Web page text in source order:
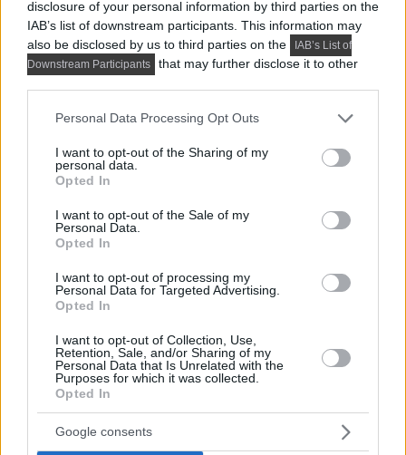
disclosure of your personal information by third parties on the
IAB’s list of downstream participants. This information may
also be disclosed by us to third parties on the
IAB’s List of
Downstream Participants
that may further disclose it to other
Please note that this website/app uses one or more Google
not limited to your visit or usage behaviour. You may click to
grant or deny consent to Google and its third-party tags to
use your data for below specified purposes in below Google
consent section.
Personal Data Processing Opt Outs
I want to opt-out of the Sharing of my
personal data.
Opted In
I want to opt-out of the Sale of my
Personal Data.
Opted In
I want to opt-out of processing my
Personal Data for Targeted Advertising.
Opted In
I want to opt-out of Collection, Use,
Retention, Sale, and/or Sharing of my
Personal Data that Is Unrelated with the
Purposes for which it was collected.
Opted In
Google consents
PRAKTIKUS LAKBERENDEZÉSI ÖTLETEK, TIPPEK, TANÁCSOK
5 látványos hálószobai megoldás,